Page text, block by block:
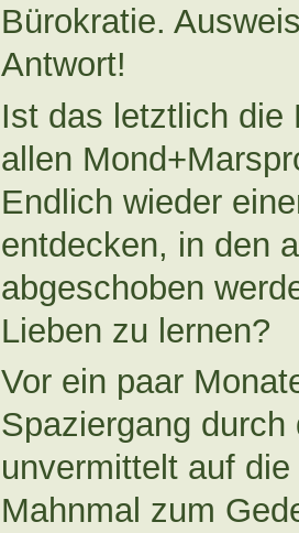
Bürokratie.
Antwort!
Ist das letztlich die
allen
Endlich wieder
entdecken, in den
abgeschoben
Lieben zu lernen?
Vor ein paar
Spaziergang
unvermittelt auf
Mahnmal zum